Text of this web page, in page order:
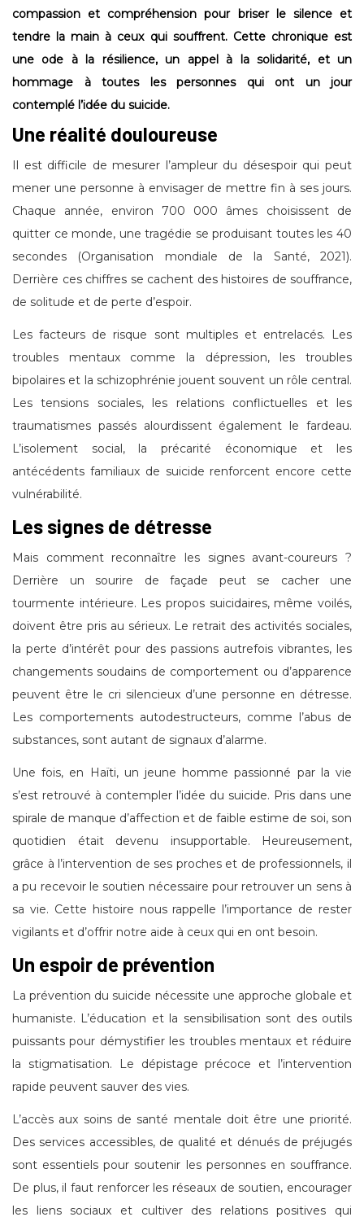
compassion et compréhension pour briser le silence et
tendre la main à ceux qui souffrent. Cette chronique est
une ode à la résilience, un appel à la solidarité, et un
hommage à toutes les personnes qui ont un jour
contemplé l’idée du suicide.
Une réalité douloureuse
Il est difficile de mesurer l’ampleur du désespoir qui peut
mener une personne à envisager de mettre fin à ses jours.
Chaque année, environ 700 000 âmes choisissent de
quitter ce monde, une tragédie se produisant toutes les 40
secondes (Organisation mondiale de la Santé, 2021).
Derrière ces chiffres se cachent des histoires de souffrance,
de solitude et de perte d’espoir.
Les facteurs de risque sont multiples et entrelacés. Les
troubles mentaux comme la dépression, les troubles
bipolaires et la schizophrénie jouent souvent un rôle central.
Les tensions sociales, les relations conflictuelles et les
traumatismes passés alourdissent également le fardeau.
L’isolement social, la précarité économique et les
antécédents familiaux de suicide renforcent encore cette
vulnérabilité.
Les signes de détresse
Mais comment reconnaître les signes avant-coureurs ?
Derrière un sourire de façade peut se cacher une
tourmente intérieure. Les propos suicidaires, même voilés,
doivent être pris au sérieux. Le retrait des activités sociales,
la perte d’intérêt pour des passions autrefois vibrantes, les
changements soudains de comportement ou d’apparence
peuvent être le cri silencieux d’une personne en détresse.
Les comportements autodestructeurs, comme l’abus de
substances, sont autant de signaux d’alarme.
Une fois, en Haïti, un jeune homme passionné par la vie
s’est retrouvé à contempler l’idée du suicide. Pris dans une
spirale de manque d’affection et de faible estime de soi, son
quotidien était devenu insupportable. Heureusement,
grâce à l’intervention de ses proches et de professionnels, il
a pu recevoir le soutien nécessaire pour retrouver un sens à
sa vie. Cette histoire nous rappelle l’importance de rester
vigilants et d’offrir notre aide à ceux qui en ont besoin.
Un espoir de prévention
La prévention du suicide nécessite une approche globale et
humaniste. L’éducation et la sensibilisation sont des outils
puissants pour démystifier les troubles mentaux et réduire
la stigmatisation. Le dépistage précoce et l’intervention
rapide peuvent sauver des vies.
L’accès aux soins de santé mentale doit être une priorité.
Des services accessibles, de qualité et dénués de préjugés
sont essentiels pour soutenir les personnes en souffrance.
De plus, il faut renforcer les réseaux de soutien, encourager
les liens sociaux et cultiver des relations positives qui